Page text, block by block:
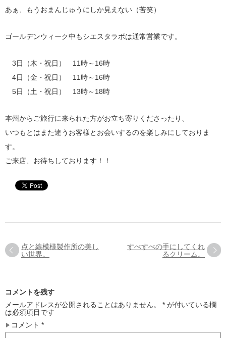
あぁ、もうおまんじゅうにしか見えない（苦笑）
ゴールデンウィーク中もシエスタラボは通常営業です。
3日（木・祝日） 11時～16時
4日（金・祝日） 11時～16時
5日（土・祝日） 13時～18時
本州からご旅行に来られた方がお立ち寄りくださったり、
いつもとはまた違うお客様とお会いするのを楽しみにしておりま
す。
ご来店、お待ちしております！！
点と線模様製作所の美し
い世界。
すべすべの手にしてくれ
るクリーム。
コメントを残す
メールアドレスが公開されることはありません。
* が付いている欄
は必須項目です
コメント *